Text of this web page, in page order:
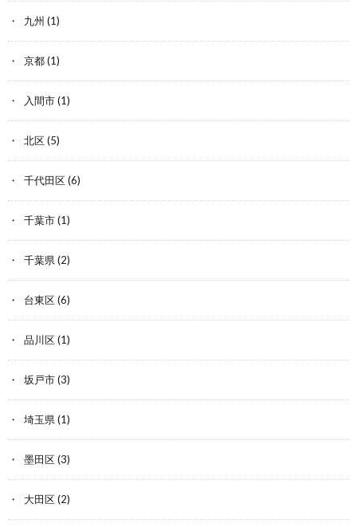
九州 (1)
京都(1)
入間市(1)
北区(5)
千代田区(6)
千葉市(1)
千葉県(2)
台東区(6)
品川区(1)
坂戸市(3)
埼玉県(1)
墨田区(3)
大田区(2)